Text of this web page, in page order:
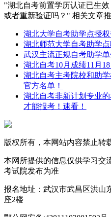
"湖北自考前置学历认证已生
或者重新验证吗？" 相关文章
湖北大学自考助学点授权
湖北师范大学自考助学点
武汉主流正规自考助学
湖北自考10月成绩11月
湖北自考主考院校和助
官方名单！
湖北自考非新计划专业
才能报考！速看！
版权所有，本网站内容禁止转
本网所提供的信息仅供学习交
考试院发布为准
报名地址：武汉市武昌区洪山
座2楼